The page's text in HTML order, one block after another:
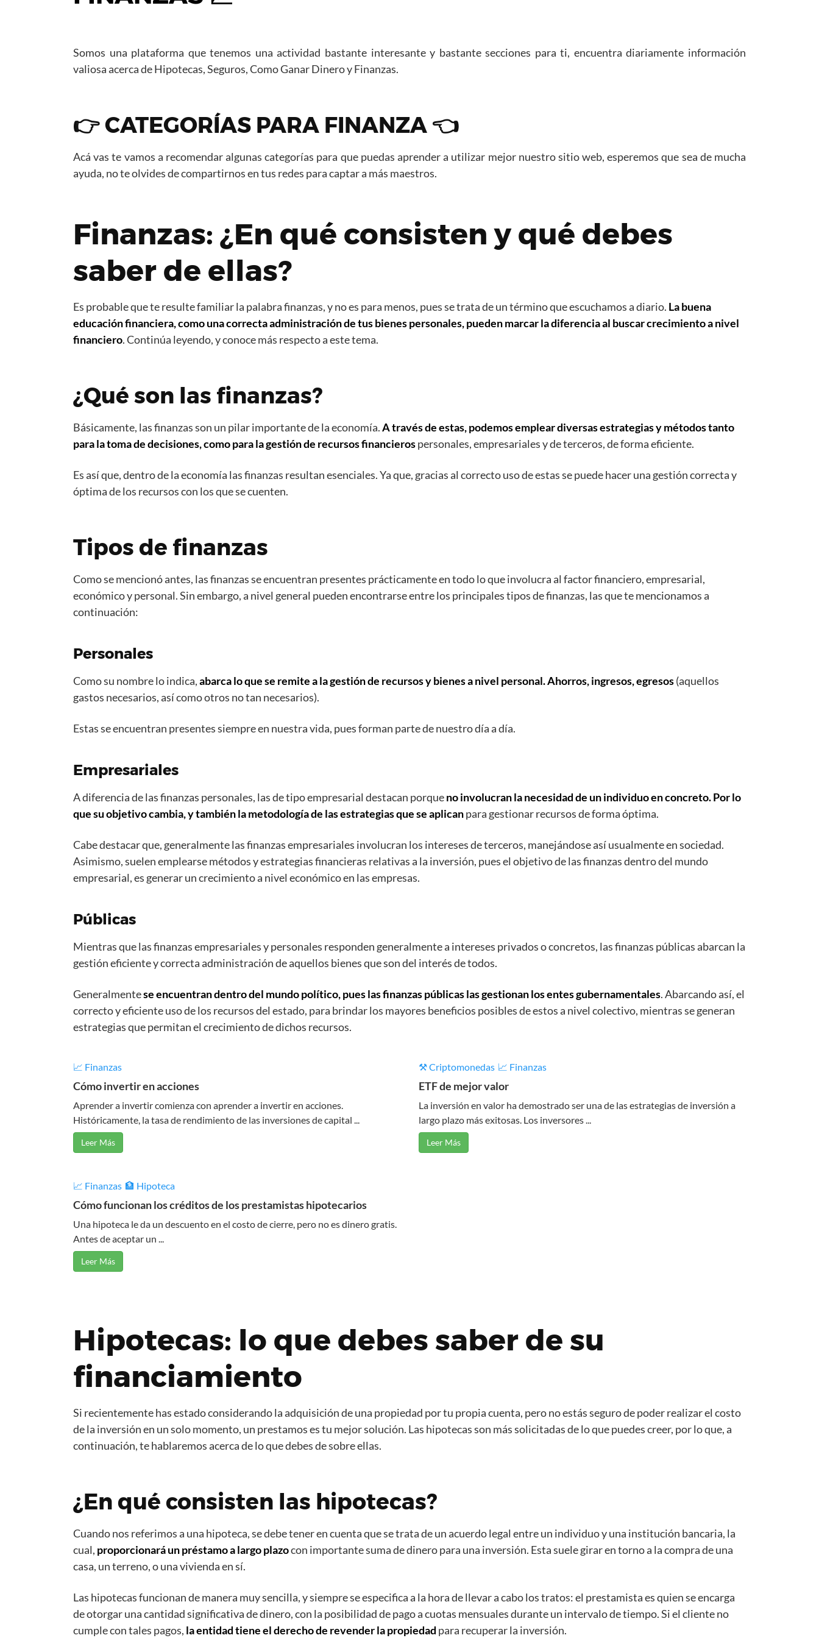
Somos una plataforma que tenemos una actividad bastante interesante y bastante secciones para ti, encuentra diariamente información
valiosa acerca de Hipotecas, Seguros, Como Ganar Dinero y Finanzas.
👉 CATEGORÍAS PARA FINANZA 👈
Acá vas te vamos a recomendar algunas categorías para que puedas aprender a utilizar mejor nuestro sitio web, esperemos que sea de mucha
ayuda, no te olvides de compartirnos en tus redes para captar a más maestros.
Finanzas: ¿En qué consisten y qué debes
saber de ellas?
Es probable que te resulte familiar la palabra finanzas, y no es para menos, pues se trata de un término que escuchamos a diario. La buena
educación financiera, como una correcta administración de tus bienes personales, pueden marcar la diferencia al buscar crecimiento a nivel
financiero. Continúa leyendo, y conoce más respecto a este tema.
¿Qué son las finanzas?
Básicamente, las finanzas son un pilar importante de la economía.A través de estas, podemos emplear diversas estrategias y métodos tanto
para la toma de decisiones, como para la gestión de recursos financierospersonales, empresariales y de terceros, de forma eficiente.
Es así que, dentro de la economía las finanzas resultan esenciales. Ya que, gracias al correcto uso de estas se puede hacer una gestión correcta y
óptima de los recursos con los que se cuenten.
Tipos de finanzas
Como se mencionó antes, las finanzas se encuentran presentes prácticamente en todo lo que involucra al factor financiero, empresarial,
económico y personal. Sin embargo, a nivel general pueden encontrarse entre los principales tipos de finanzas, las que te mencionamos a
continuación:
Personales
Como su nombre lo indica,abarca lo que se remite a la gestión de recursos y bienes a nivel personal. Ahorros, ingresos, egresos(aquellos
gastos necesarios, así como otros no tan necesarios).
Estas se encuentran presentes siempre en nuestra vida, pues forman parte de nuestro día a día.
Empresariales
A diferencia de las finanzas personales, las de tipo empresarial destacan porqueno involucran la necesidad de un individuo en concreto. Por lo
que su objetivo cambia, y también la metodología de las estrategias que se aplicanpara gestionar recursos de forma óptima.
Cabe destacar que, generalmente las finanzas empresariales involucran los intereses de terceros, manejándose así usualmente en sociedad.
Asimismo, suelen emplearse métodos y estrategias financieras relativas a la inversión, pues el objetivo de las finanzas dentro del mundo
empresarial, es generar un crecimiento a nivel económico en las empresas.
Públicas
Mientras que las finanzas empresariales y personales responden generalmente a intereses privados o concretos, las finanzas públicas abarcan la
gestión eficiente y correcta administración de aquellos bienes que son del interés de todos.
Generalmentese encuentran dentro del mundo político, pues las finanzas públicas las gestionan los entes gubernamentales. Abarcando así, el
correcto y eficiente uso de los recursos del estado, para brindar los mayores beneficios posibles de estos a nivel colectivo, mientras se generan
estrategias que permitan el crecimiento de dichos recursos.
📈 Finanzas
Cómo invertir en acciones
Aprender a invertir comienza con aprender a invertir en acciones.
Históricamente, la tasa de rendimiento de las inversiones de capital ...
Leer Más
⚒️ Criptomonedas 📈 Finanzas
ETF de mejor valor
La inversión en valor ha demostrado ser una de las estrategias de inversión a
largo plazo más exitosas. Los inversores ...
Leer Más
📈 Finanzas 🏦 Hipoteca
Cómo funcionan los créditos de los prestamistas hipotecarios
Una hipoteca le da un descuento en el costo de cierre, pero no es dinero gratis.
Antes de aceptar un ...
Leer Más
Hipotecas: lo que debes saber de su
financiamiento
Si recientemente has estado considerando la adquisición de una propiedad por tu propia cuenta, pero no estás seguro de poder realizar el costo
de la inversión en un solo momento, un prestamos es tu mejor solución. Las hipotecas son más solicitadas de lo que puedes creer, por lo que, a
continuación, te hablaremos acerca de lo que debes de sobre ellas.
¿En qué consisten las hipotecas?
Cuando nos referimos a una hipoteca, se debe tener en cuenta que se trata de un acuerdo legal entre un individuo y una institución bancaria, la
cual, proporcionará un préstamo a largo plazocon importante suma de dinero para una inversión. Esta suele girar en torno a la compra de una
casa, un terreno, o una vivienda en sí.
Las hipotecas funcionan de manera muy sencilla, y siempre se especifica a la hora de llevar a cabo los tratos: el prestamista es quien se encarga
de otorgar una cantidad significativa de dinero, con la posibilidad de pago a cuotas mensuales durante un intervalo de tiempo. Si el cliente no
cumple con tales pagos, la entidad tiene el derecho de revender la propiedad para recuperar la inversión.